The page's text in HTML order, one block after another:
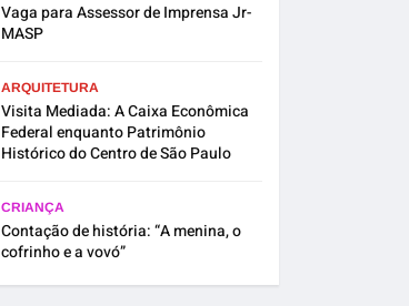
Vaga para Assessor de Imprensa Jr-
MASP
ARQUITETURA
Visita Mediada: A Caixa Econômica
Federal enquanto Patrimônio
Histórico do Centro de São Paulo
CRIANÇA
Contação de história: “A menina, o
cofrinho e a vovó”